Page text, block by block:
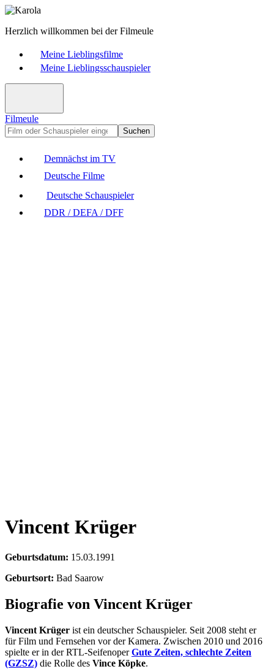
Herzlich willkommen bei der Filmeule
Meine Lieblingsfilme
Meine Lieblingsschauspieler
Filmeule
Suchen
Demnächst im TV
Deutsche Filme
Deutsche Schauspieler
DDR / DEFA / DFF
Vincent Krüger
Geburtsdatum: 15.03.1991
Geburtsort: Bad Saarow
Biografie von Vincent Krüger
Vincent Krüger ist ein deutscher Schauspieler. Seit 2008 steht er
für Film und Fernsehen vor der Kamera. Zwischen 2010 und 2016
spielte er in der RTL-SeifenoperGute Zeiten, schlechte Zeiten
(GZSZ) die Rolle des Vince Köpke.